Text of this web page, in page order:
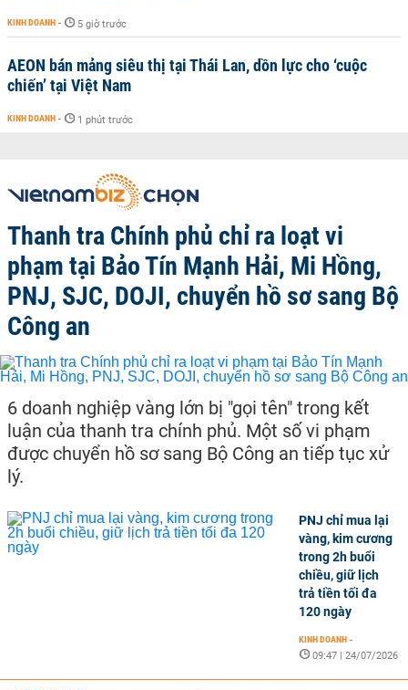
KINH DOANH - 5 giờ trước
AEON bán mảng siêu thị tại Thái Lan, dồn lực cho ‘cuộc
chiến’ tại Việt Nam
KINH DOANH - 1 phút trước
Thanh tra Chính phủ chỉ ra loạt vi
phạm tại Bảo Tín Mạnh Hải, Mi Hồng,
PNJ, SJC, DOJI, chuyển hồ sơ sang Bộ
Công an
6 doanh nghiệp vàng lớn bị "gọi tên" trong kết
luận của thanh tra chính phủ. Một số vi phạm
được chuyển hồ sơ sang Bộ Công an tiếp tục xử
lý.
PNJ chỉ mua lại
vàng, kim cương
trong 2h buổi
chiều, giữ lịch
trả tiền tối đa
120 ngày
KINH DOANH -
09:47 | 24/07/2026